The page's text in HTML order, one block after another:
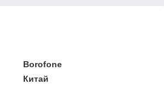
Borofone
Китай